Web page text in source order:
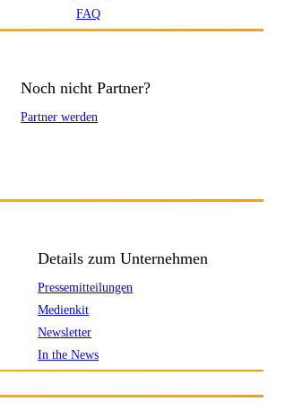
FAQ
Noch nicht Partner?
Partner werden
Details zum Unternehmen
Pressemitteilungen
Medienkit
Newsletter
In the News